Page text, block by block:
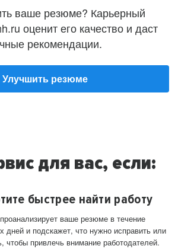
ваше резюме? Карьерный
оценит его качество и даст
рекомендации.
Улучшить резюме
для вас, если:
быстрее найти работу
ваше резюме в течение
дней и подскажет, что нужно исправить или
чтобы привлечь внимание работодателей.